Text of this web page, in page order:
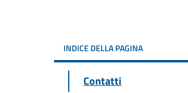
INDICE DELLA PAGINA
Contatti